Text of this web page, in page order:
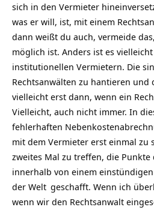
sich in den Vermieter
was er will, ist, mit einem
dann weißt du auch, vermeide
möglich ist. Anders ist es
institutionellen Vermietern. Die
Rechtsanwälten zu hantieren und
vielleicht erst dann, wenn ein
Vielleicht, auch nicht immer. In
fehlerhaften
mit dem Vermieter erst einmal zu
zweites Mal zu treffen, die
innerhalb von einem
der Welt geschafft. Wenn ich
wenn wir den Rechtsanwalt